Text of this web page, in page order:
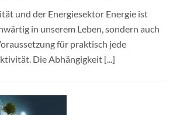
und der Energiesektor Energie ist
in unserem Leben, sondern auch
für praktisch jede
Die Abhängigkeit [...]